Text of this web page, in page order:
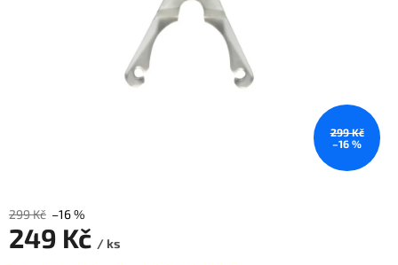
299 Kč
–16 %
299 Kč –16 %
249 Kč / ks